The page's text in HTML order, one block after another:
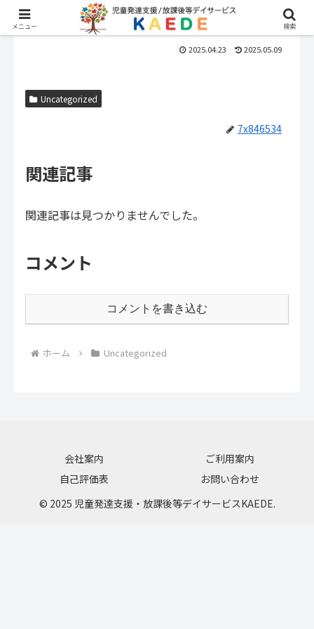
2025.04.23 2025.05.09
Uncategorized
7x846534
関連記事
関連記事は見つかりませんでした。
コメント
コメントを書き込む
ホーム Uncategorized
会社案内
ご利用案内
自己評価表
お問い合わせ
© 2025 児童発達支援・放課後等デイサービスKAEDE.
メニュー 検索